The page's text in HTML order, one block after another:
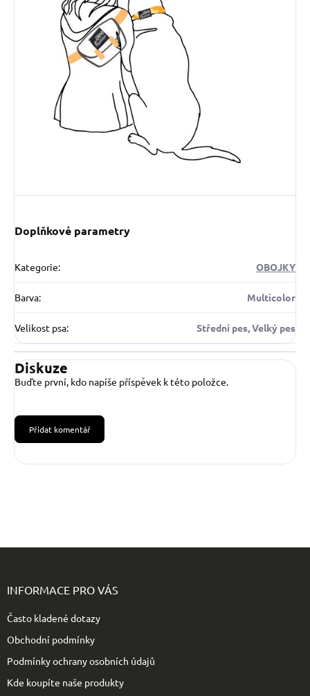
Doplňkové parametry
Kategorie: OBOJKY
Barva: Multicolor
Velikost psa: Střední pes, Velký pes
Diskuze
Buďte první, kdo napíše příspěvek k této položce.
Přidat komentář
INFORMACE PRO VÁS
Často kladené dotazy
Obchodní podmínky
Podmínky ochrany osobních údajů
Kde koupíte naše produkty